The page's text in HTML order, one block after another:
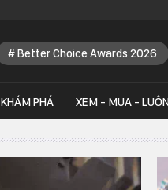
Better Choice Awards 2026
KHÁM PHÁ XEM - MUA -